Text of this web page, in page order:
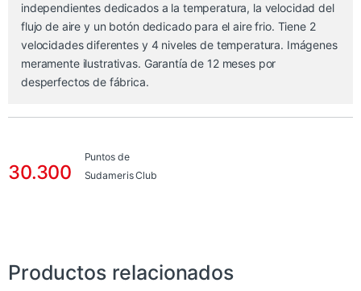
independientes dedicados a la temperatura, la velocidad del
flujo de aire y un botón dedicado para el aire frio. Tiene 2
velocidades diferentes y 4 niveles de temperatura. Imágenes
meramente ilustrativas. Garantía de 12 meses por
desperfectos de fábrica.
30.300
Puntos de
Sudameris Club
Productos relacionados